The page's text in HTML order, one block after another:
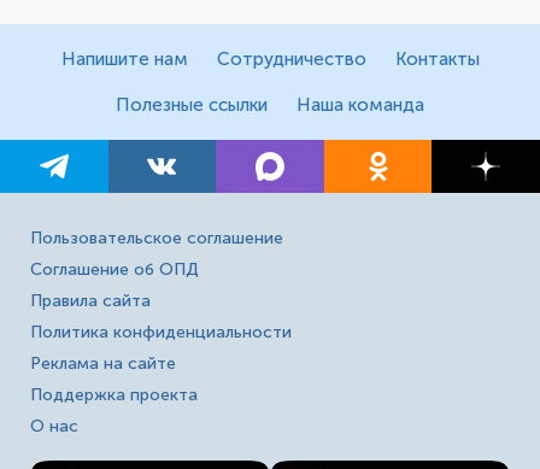
Напишите нам Сотрудничество Контакты
Полезные ссылки Наша команда
Пользовательское соглашение
Соглашение об ОПД
Правила сайта
Политика конфиденциальности
Реклама на сайте
Поддержка проекта
О нас